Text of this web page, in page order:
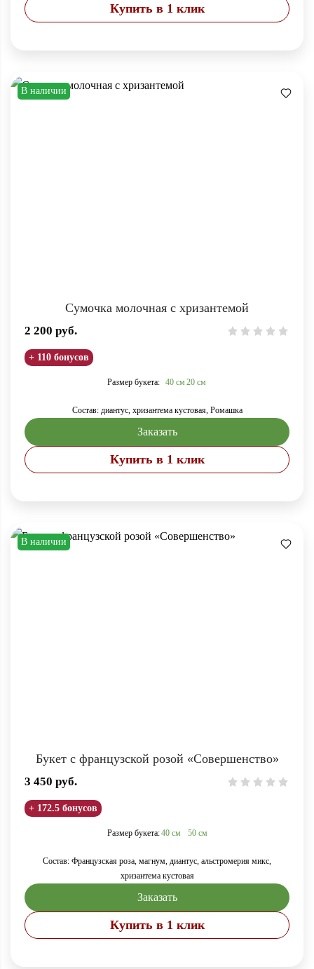
Купить в 1 клик
В наличии
Сумочка молочная с хризантемой
2 200 руб.
+ 110 бонусов
Размер букета: 40 см 20 см
Состав: диантус, хризантема кустовая, Ромашка
Заказать
Купить в 1 клик
В наличии
Букет с французской розой «Совершенство»
3 450 руб.
+ 172.5 бонусов
Размер букета:40 см 50 см
Состав: Французская роза, магнум, диантус, альстромерия микс,
хризантема кустовая
Заказать
Купить в 1 клик